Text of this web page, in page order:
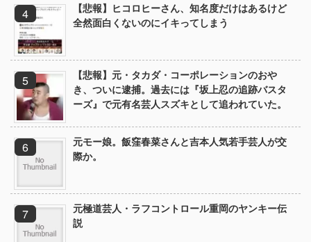
【悲報】ヒコロヒーさん、知名度だけはあるけど
全然面白くないのにイキってしまう
【悲報】元・タカダ・コーポレーションのおや
き、ついに逮捕。過去には『坂上忍の追跡バスタ
ーズ』で元有名芸人スズキとして追われていた。
元モー娘。飯窪春菜さんと吉本人気若手芸人が交
際か。
元極道芸人・ラフコントロール重岡のヤンキー伝
説